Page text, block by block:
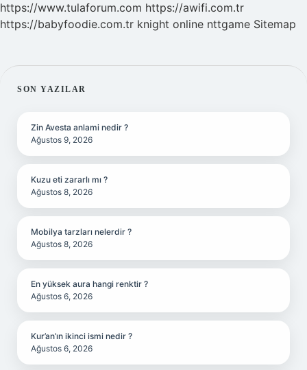
https://www.tulaforum.com https://awifi.com.tr
https://babyfoodie.com.tr knight online nttgame Sitemap
SIDEBAR
SON YAZILAR
Zin Avesta anlami nedir ?
Ağustos 9, 2026
Kuzu eti zararlı mı ?
Ağustos 8, 2026
Mobilya tarzları nelerdir ?
Ağustos 8, 2026
En yüksek aura hangi renktir ?
Ağustos 6, 2026
Kur’an’ın ikinci ismi nedir ?
Ağustos 6, 2026